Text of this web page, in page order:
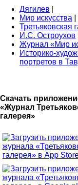
Дягилев
Мир искусства
Третьяковская
И.С. Остроухов
Журнал «Мир
Историко-
портретов в
Скачать
«Журнал
галерея»